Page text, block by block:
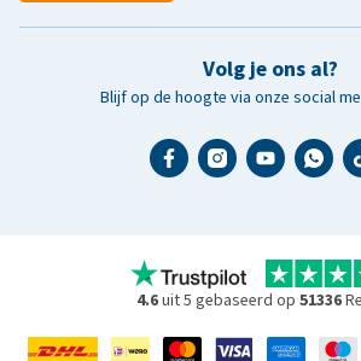
Volg je ons al?
Blijf op de hoogte via onze social
4.6uit 5 gebaseerd op 51336